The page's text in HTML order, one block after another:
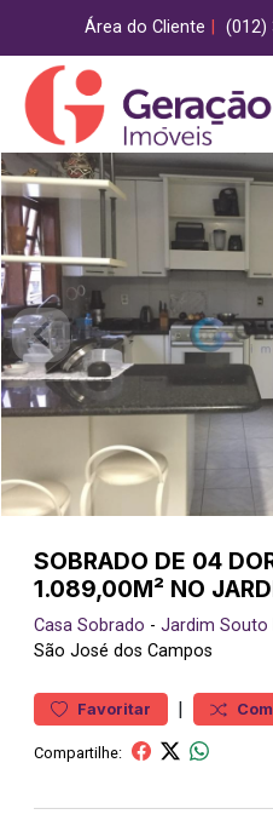
Área do Cliente (012)
SOBRADO DE 04
1.089,00M² NO
Casa Sobrado - Jardim Souto
São José dos Campos
Favoritar |
Compartilhe: